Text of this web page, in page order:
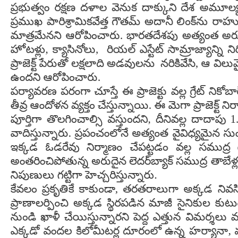
ప్రభుత్వం రక్షణ దళాల వెనుక దాక్కుని దేశ
ప్రముఖ పారిశ్రామికవేత్త గౌతమ్ అదానీ లింక్‌ను
మాత్రమేనని ఆరోపించారు. భారతదేశపు అత్యంత
హోటళ్లు, క్యాసినోలు, రియల్ ఎస్టేట్ సామ్రాజ్యాన్ని
ప్రాజెక్ట్ పేరుతో లక్షలాది అడవులను నరికివేసి, ఆ
ఉందని ఆరోపించారు.
పర్యావరణ పరంగా చూస్తే ఈ ప్రాజెక్టు వల్ల గ్రేట్
తీవ్ర ఆందోళన వ్యక్తం చేస్తున్నాయి. ఈ మెగా ప్రాజెక్ట్
పూర్తిగా తొలగించాల్సి వస్తుందని, దీనివల్ల దాదాపు
వాదిస్తున్నారు. ప్రపంచంలోనే అత్యంత
ఇక్కడ ఓడరేవు నిర్మాణం చేపట్టడం వల్ల
అంతరించిపోతున్న అరుదైన లెదర్‌బ్యాక్ సముద్ర
నిపుణులు గట్టిగా హెచ్చరిస్తున్నారు.
కేవలం ప్రకృతికే కాకుండా, తరతరాలుగా అక్కడ
ప్రాణాలర్పించి అక్కడ స్థిరపడిన మాజీ సైనికుల
నుండి ఖాళీ చేయిస్తున్నారని పెద్ద ఎత్తున
ఎక్కడో వందల కిలోమీటర్ల దూరంలో ఉన్న హర్యానా,